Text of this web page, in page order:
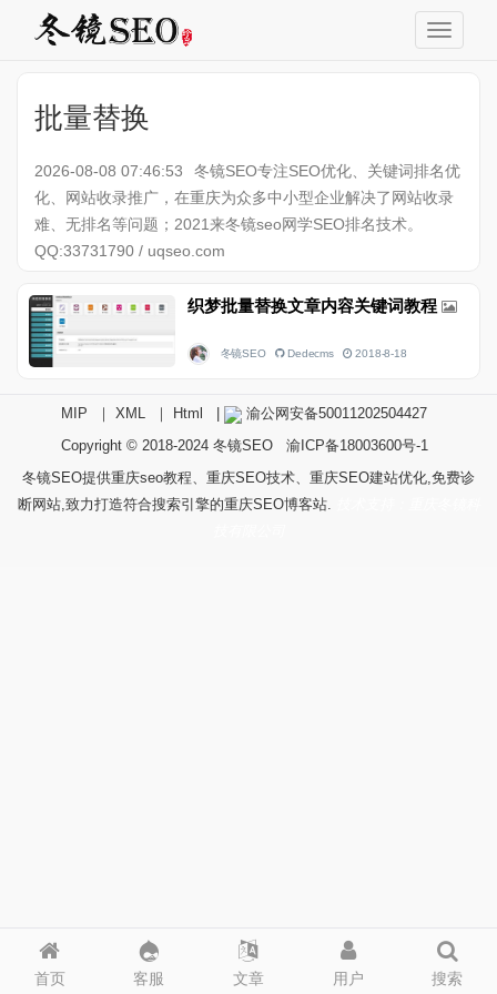
批量替换
2026-08-08 07:46:53
冬镜SEO专注SEO优化、关键词排名优
化、网站收录推广，在重庆为众多中小型企业解决了网站收录
难、无排名等问题；2021来冬镜seo网学SEO排名技术。
QQ:33731790 / uqseo.com
织梦批量替换文章内容关键词教程
冬镜SEO Dedecms 2018-8-18
首页 客服 文章 用户 搜索
MIP ｜ XML ｜ Html
渝公网安备50011202504427
Copyright © 2018-2024 冬镜SEO
渝ICP备18003600号-1
冬镜SEO提供重庆seo教程、重庆SEO技术、重庆SEO建站优化,免费诊
断网站,致力打造符合搜索引擎的重庆SEO博客站.